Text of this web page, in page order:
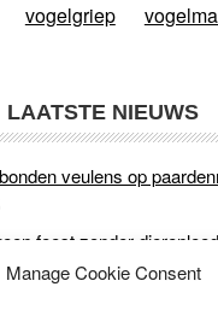
Manage Cookie Consent
vogelgriep
LAATSTE NIEUWS
veulens op
feest zonder dierenleed